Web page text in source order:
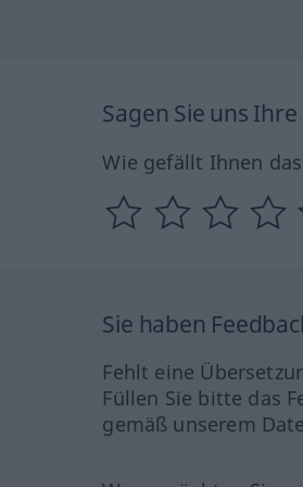
Sagen Sie uns
Wie gefällt Ihnen
Sie haben
Fehlt eine
Füllen Sie bitte das
gemäß unserem